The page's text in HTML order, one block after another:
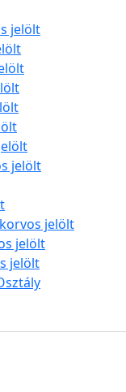
jelölt
jelölt
jelölt
jelölt
jelölt